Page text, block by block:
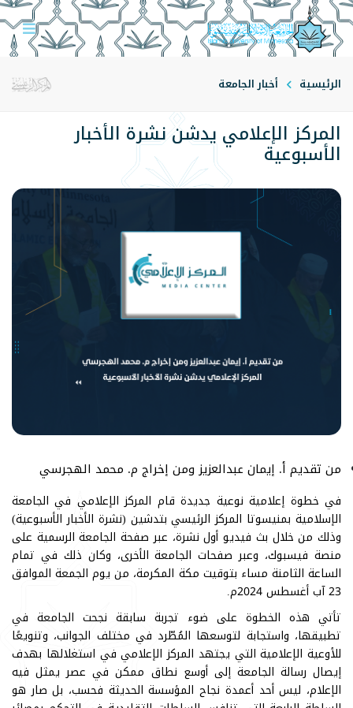
الرئيسية أخبار الجامعة
المركز الإعلامي يدشن نشرة الأخبار
الأسبوعية
من تقديم أ. إيمان عبدالعزيز ومن إخراج م. محمد الهجرسي
في خطوة إعلامية نوعية جديدة قام المركز الإعلامي في الجامعة
الإسلامية بمنيسوتا المركز الرئيسي بتدشين (نشرة الأخبار الأسبوعية)
وذلك من خلال بث فيديو أول نشرة، عبر صفحة الجامعة الرسمية على
منصة فيسبوك، وعبر صفحات الجامعة الأخرى، وكان ذلك في تمام
الساعة الثامنة مساء بتوقيت مكة المكرمة، من يوم الجمعة الموافق
23 آب أغسطس 2024م.
تأتي هذه الخطوة على ضوء تجربة سابقة نجحت الجامعة في
تطبيقها، واستجابة لتوسعها المُطّرد في مختلف الجوانب، وتنويعًا
للأوعية الإعلامية التي يجتهد المركز الإعلامي في استغلالها بهدف
إيصال رسالة الجامعة إلى أوسع نطاق ممكن في عصر يمثل فيه
الإعلام، ليس أحد أعمدة نجاح المؤسسة الحديثة فحسب، بل صار هو